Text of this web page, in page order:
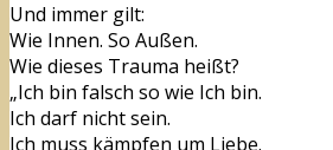
Und immer gilt:
Wie Innen. So Außen.
Wie dieses Trauma heißt?
„Ich bin falsch so wie Ich bin.
Ich darf nicht sein.
Ich muss kämpfen um Liebe.